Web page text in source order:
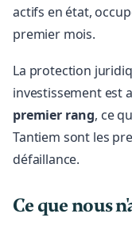
actifs en état,
premier mois.
La protection
investissement est
premier rang, ce
Tantiem sont les
défaillance.
Ce que nous